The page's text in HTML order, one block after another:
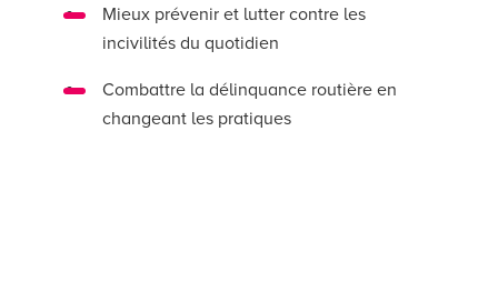
Mieux prévenir et lutter contre les
incivilités du quotidien
Combattre la délinquance routière en
changeant les pratiques